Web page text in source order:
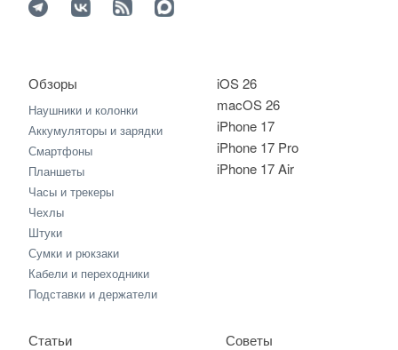
iOS 26
macOS 26
iPhone 17
iPhone 17 Pro
iPhone 17 Air
Обзоры
Наушники и колонки
Аккумуляторы и зарядки
Смартфоны
Планшеты
Часы и трекеры
Чехлы
Штуки
Сумки и рюкзаки
Кабели и переходники
Подставки и держатели
Статьи
Советы